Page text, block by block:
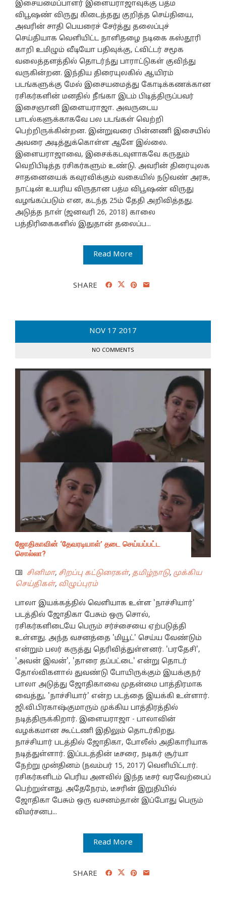
இசையமைப்பாளர் இளையராஜாவுக்கு பத்ம
விபூஷண் விருது கிடைத்தது குறித்த செய்தியை,
அவரின் சாதி பெயரைச் சேர்த்து தலைப்புச்
செய்தியாக வெளியிட்ட நாளிதழை நடிகை கஸ்தூரி
காறி உமிழும் வீடியோ பதிவுக்கு, ட்விட்டர் சமூக
வலைத்தளத்தில் தொடர்ந்து பாராட்டுகள் குவிந்து
வருகின்றன. இந்திய திரையுலகில் ஆயிரம்
படங்களுக்கு மேல் இசையமைத்து கோடிக்கணக்கான
ரசிகர்களின் மனதில் நீங்கா இடம் பிடித்திருப்பவர்
இசைஞானி இளையராஜா. அவருடைய
பாடல்களுக்காகவே பல படங்கள் வெற்றி
பெற்றிருக்கின்றன. இன்றுவரை பின்னணி இசையில்
அவரை அடித்துக்கொள்ள ஆளே இல்லை.
இளையராஜாவை, இசைக்கடவுளாகவே கருதும்
வெறிபிடித்த ரசிகர்களும் உண்டு. அவரின் திரையுலக
சாதனையைக் கவுரவிக்கும் வகையில் நடுவண் அரசு,
நாட்டின் உயரிய விருதான பத்ம விபூஷண் விருது
வழங்கப்படும் என, கடந்த 25ம் தேதி அறிவித்தது.
அடுத்த நாள் (ஜனவரி 26, 2018) காலை
பத்திரிகைகளில் இதுதான் தலைப்ப...
Read More
SHARE
NOV 17 2017
NO COMMENTS
ஜோதிகாவின் ‘தேவரடியாள்’ தடை செய்யப்பட்ட
சொல்லா?
சினிமா, சிறப்பு கட்டுரைகள், தமிழ்நாடு, முக்கிய
செய்திகள், விழுப்புரம்
பாலா இயக்கத்தில் வெளியாக உள்ள 'நாச்சியார்'
படத்தில் ஜோதிகா பேசும் ஒரு சொல்,
ரசிகர்களிடையே பெரும் சர்ச்சையை ஏற்படுத்தி
உள்ளது. அந்த வசனத்தை 'மியூட்' செய்ய வேண்டும்
என்றும் பலர் கருத்து தெரிவித்துள்ளனர். 'பரதேசி',
'அவன் இவன்', 'தாரை தப்பட்டை' என்று தொடர்
தோல்விகளால் துவண்டு போயிருக்கும் இயக்குநர்
பாலா அடுத்து ஜோதிகாவை முதன்மை பாத்திரமாக
வைத்து, 'நாச்சியார்' என்ற படத்தை இயக்கி உள்ளார்.
ஜி.வி.பிரகாஷ்குமாரும் முக்கிய பாத்திரத்தில்
நடித்திருக்கிறார். இளையராஜா - பாலாவின்
வழக்கமான கூட்டணி இதிலும் தொடர்கிறது.
நாச்சியார் படத்தில் ஜோதிகா, போலீஸ் அதிகாரியாக
நடித்துள்ளார். இப்படத்தின் டீசரை, நடிகர் சூர்யா
நேற்று முன்தினம் (நவம்பர் 15, 2017) வெளியிட்டார்.
ரசிகர்களிடம் பெரிய அளவில் இந்த டீசர் வரவேற்பைப்
பெற்றுள்ளது. அதேநேரம், டீசரின் இறுதியில்
ஜோதிகா பேசும் ஒரு வசனம்தான் இப்போது பெரும்
விமர்சனப...
Read More
SHARE